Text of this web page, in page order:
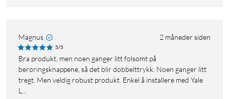
Magnus 2 måneder siden
5/5
Bra produkt, men noen ganger litt følsomt på
berøringsknappene, så det blir dobbelttrykk. Noen ganger litt
tregt. Men veldig robust produkt. Enkel å installere med Yale
L...